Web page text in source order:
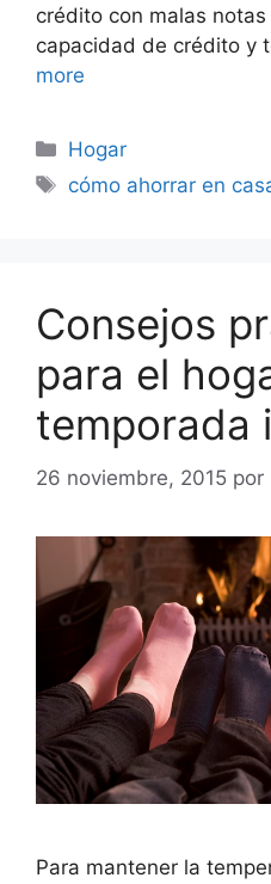
crédito con malas
capacidad de crédito y
more
Categorías
Hogar
Etiquetas
cómo ahorrar en
Consejos
para el
temporada
26 noviembre, 2015 por
Para mantener la